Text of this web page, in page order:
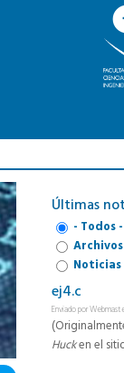
Últimas
- Todos -
Archivos
Noticias
ej4.c
Enviado por
Hucken el